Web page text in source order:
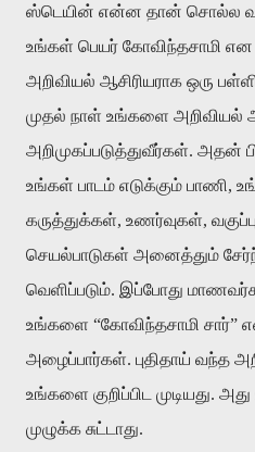
ஸ்டெயின் என்ன தான் சொல்ல
உங்கள் பெயர் கோவிந்தசாமி
அறிவியல் ஆசிரியராக ஒரு
முதல் நாள் உங்களை அறிவியல்
அறிமுகப்படுத்துவீர்கள். அதன்
உங்கள் பாடம் எடுக்கும் பாணி,
கருத்துக்கள், உணர்வுகள்,
செயல்பாடுகள் அனைத்தும்
வெளிப்படும். இப்போது
உங்களை “கோவிந்தசாமி
அழைப்பார்கள். புதிதாய் வந்த
உங்களை குறிப்பிட முடியது.
முழுக்க சுட்டாது.